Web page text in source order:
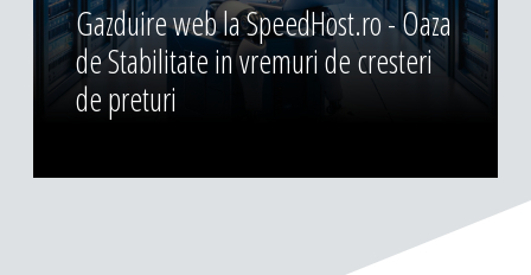
Gazduire web la SpeedHost.ro - Oaza
de Stabilitate in vremuri de cresteri
de preturi